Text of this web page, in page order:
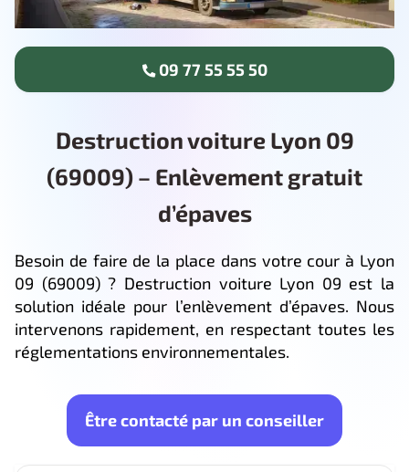
Destruction voiture Lyon 09
(69009) – Enlèvement gratuit
d’épaves
Besoin de faire de la place dans votre cour à Lyon
09 (69009) ? Destruction voiture Lyon 09 est la
solution idéale pour l’enlèvement d’épaves. Nous
intervenons rapidement, en respectant toutes les
réglementations environnementales.
Être contacté par un conseiller
09 77 55 55 50